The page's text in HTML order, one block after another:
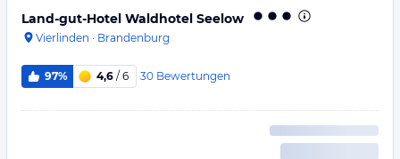
Land-gut-Hotel Waldhotel Seelow
Vierlinden · Brandenburg
97% 4,6 / 6 30 Bewertungen